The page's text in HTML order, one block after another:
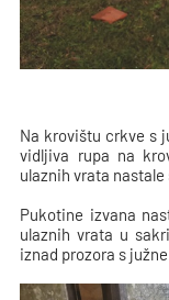
Na krovištu crkve s
vidljiva rupa na
ulaznih vrata
Pukotine izvana
ulaznih vrata u
iznad prozora s